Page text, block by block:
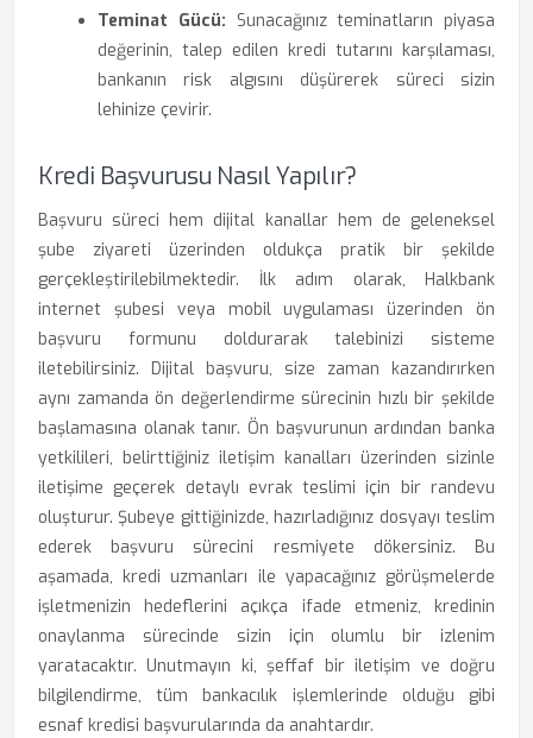
Teminat Gücü: Sunacağınız teminatların piyasa
değerinin, talep edilen kredi tutarını karşılaması,
bankanın risk algısını düşürerek süreci sizin
lehinize çevirir.
Kredi Başvurusu Nasıl Yapılır?
Başvuru süreci hem dijital kanallar hem de geleneksel
şube ziyareti üzerinden oldukça pratik bir şekilde
gerçekleştirilebilmektedir. İlk adım olarak, Halkbank
internet şubesi veya mobil uygulaması üzerinden ön
başvuru formunu doldurarak talebinizi sisteme
iletebilirsiniz. Dijital başvuru, size zaman kazandırırken
aynı zamanda ön değerlendirme sürecinin hızlı bir şekilde
başlamasına olanak tanır. Ön başvurunun ardından banka
yetkilileri, belirttiğiniz iletişim kanalları üzerinden sizinle
iletişime geçerek detaylı evrak teslimi için bir randevu
oluşturur. Şubeye gittiğinizde, hazırladığınız dosyayı teslim
ederek başvuru sürecini resmiyete dökersiniz. Bu
aşamada, kredi uzmanları ile yapacağınız görüşmelerde
işletmenizin hedeflerini açıkça ifade etmeniz, kredinin
onaylanma sürecinde sizin için olumlu bir izlenim
yaratacaktır. Unutmayın ki, şeffaf bir iletişim ve doğru
bilgilendirme, tüm bankacılık işlemlerinde olduğu gibi
esnaf kredisi başvurularında da anahtardır.